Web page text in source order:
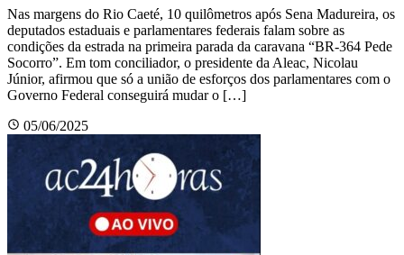
Nas margens do Rio Caeté, 10 quilômetros após Sena Madureira, os
deputados estaduais e parlamentares federais falam sobre as
condições da estrada na primeira parada da caravana “BR-364 Pede
Socorro”. Em tom conciliador, o presidente da Aleac, Nicolau
Júnior, afirmou que só a união de esforços dos parlamentares com o
Governo Federal conseguirá mudar o […]
05/06/2025